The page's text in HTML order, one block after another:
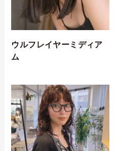
ウルフレイヤーミディア
ム